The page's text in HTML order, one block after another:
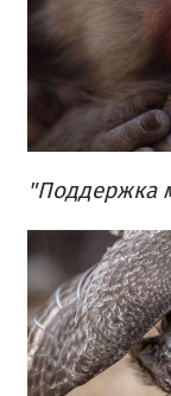
"Поддержка